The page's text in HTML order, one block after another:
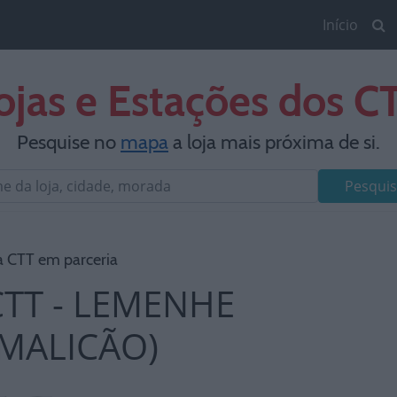
Início
e Estações dos
Pesquise no mapaa loja mais próxima de si.
CTT em parceria
- LEMENHE